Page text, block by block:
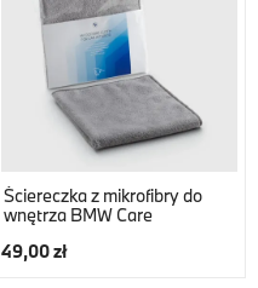
Ściereczka z mikrofibry do
wnętrza BMW Care
49,00 zł